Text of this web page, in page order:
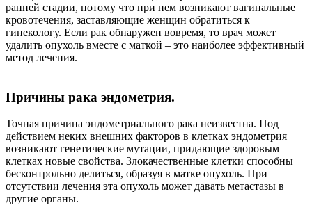
ранней стадии, потому что при нем возникают вагинальные
кровотечения, заставляющие женщин обратиться к
гинекологу. Если рак обнаружен вовремя, то врач может
удалить опухоль вместе с маткой – это наиболее эффективный
метод лечения.
Причины рака эндометрия.
Точная причина эндометриального рака неизвестна. Под
действием неких внешних факторов в клетках эндометрия
возникают генетические мутации, придающие здоровым
клетках новые свойства. Злокачественные клетки способны
бесконтрольно делиться, образуя в матке опухоль. При
отсутствии лечения эта опухоль может давать метастазы в
другие органы.